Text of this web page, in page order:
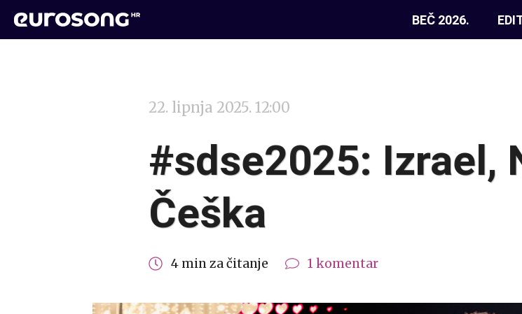
BEČ 2026.
22. lipnja 2025. 12:00
#sdse2025: Izrael,
Češka
4 min za čitanje 1 komentar